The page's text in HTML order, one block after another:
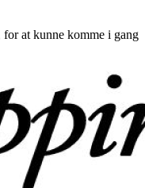
at kunne komme i gang